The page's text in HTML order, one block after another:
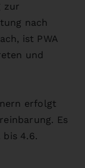
zur
nach
ist PWA
und
erfolgt
Es
bis 4.6.